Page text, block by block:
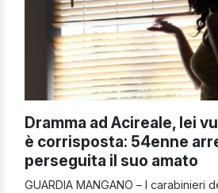
Dramma ad Acireale, lei
è corrisposta: 54enne
perseguita il suo amato
GUARDIA MANGANO – I carabinieri